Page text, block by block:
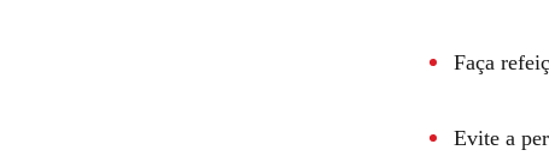
Faça
Evite a